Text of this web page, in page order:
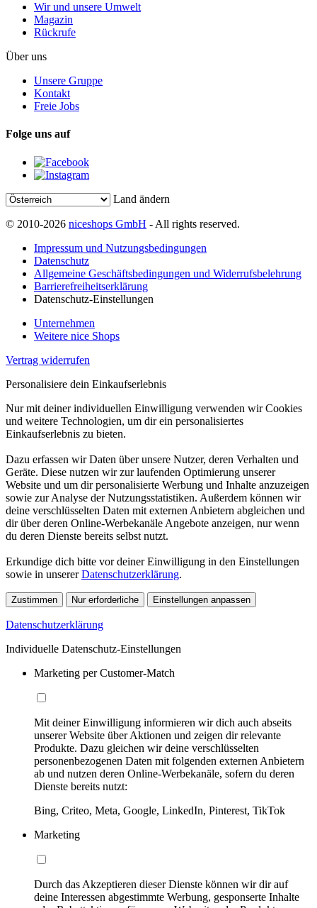
Wir und unsere Umwelt
Magazin
Rückrufe
Über uns
Unsere Gruppe
Kontakt
Freie Jobs
Folge uns auf
Land ändern
© 2010-2026 niceshops GmbH - All rights reserved.
Impressum und Nutzungsbedingungen
Datenschutz
Allgemeine Geschäftsbedingungen und Widerrufsbelehrung
Barrierefreiheitserklärung
Datenschutz-Einstellungen
Unternehmen
Weitere nice Shops
Vertrag widerrufen
Personalisiere dein Einkaufserlebnis
Nur mit deiner individuellen Einwilligung verwenden wir Cookies
und weitere Technologien, um dir ein personalisiertes
Einkaufserlebnis zu bieten.
Dazu erfassen wir Daten über unsere Nutzer, deren Verhalten und
Geräte. Diese nutzen wir zur laufenden Optimierung unserer
Website und um dir personalisierte Werbung und Inhalte anzuzeigen
sowie zur Analyse der Nutzungsstatistiken. Außerdem können wir
deine verschlüsselten Daten mit externen Anbietern abgleichen und
dir über deren Online-Werbekanäle Angebote anzeigen, nur wenn
du deren Dienste bereits selbst nutzt.
Erkundige dich bitte vor deiner Einwilligung in den Einstellungen
sowie in unsererDatenschutzerklärung.
Zustimmen Nur erforderliche Einstellungen anpassen
Datenschutzerklärung
Individuelle Datenschutz-Einstellungen
Marketing per Customer-Match
Mit deiner Einwilligung informieren wir dich auch abseits
unserer Website über Aktionen und zeigen dir relevante
Produkte. Dazu gleichen wir deine verschlüsselten
personenbezogenen Daten mit folgenden externen Anbietern
ab und nutzen deren Online-Werbekanäle, sofern du deren
Dienste bereits nutzt:
Bing, Criteo, Meta, Google, LinkedIn, Pinterest, TikTok
Marketing
Durch das Akzeptieren dieser Dienste können wir dir auf
deine Interessen abgestimmte Werbung, gesponserte Inhalte